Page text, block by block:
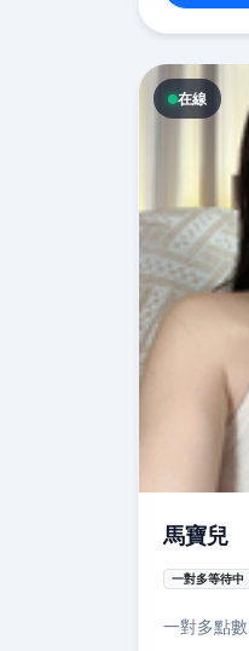
在線
馬寶兒
一對多等待中
一對多點數